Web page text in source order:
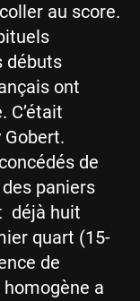
au score.
débuts
ont
C’était
Gobert.
de
paniers
déjà huit
quart (15-
de
a